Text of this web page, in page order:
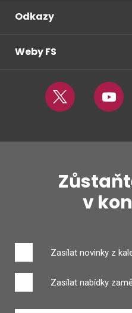
Odkazy
Weby FS
Twitter
v
Zasílat novinky z
Zasílat nabídky